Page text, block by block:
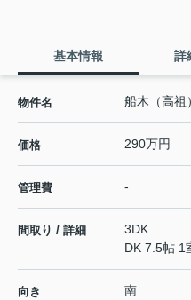
基本情報 詳
物件名 船木（高
価格 290万円
管理費 -
間取り / 詳細
3DK
DK 7.5帖 1
向き 南